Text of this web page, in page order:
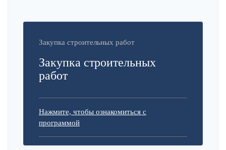
Закупка строительных работ
Закупка строительных
работ
Нажмите, чтобы ознакомиться с
программой